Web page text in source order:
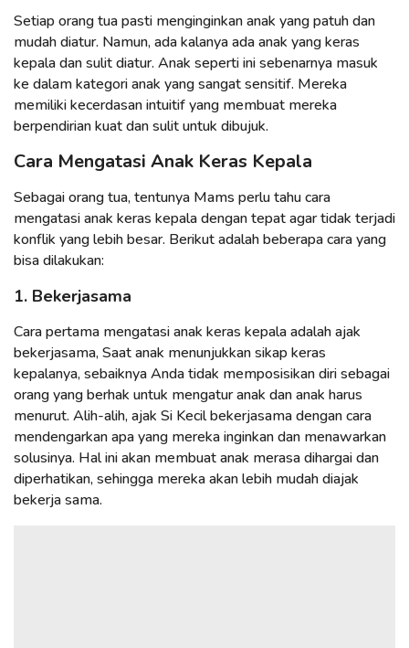
Setiap orang tua pasti menginginkan anak yang patuh dan
mudah diatur. Namun, ada kalanya ada anak yang keras
kepala dan sulit diatur. Anak seperti ini sebenarnya masuk
ke dalam kategori anak yang sangat sensitif. Mereka
memiliki kecerdasan intuitif yang membuat mereka
berpendirian kuat dan sulit untuk dibujuk.
Cara Mengatasi Anak Keras Kepala
Sebagai orang tua, tentunya Mams perlu tahu cara
mengatasi anak keras kepala dengan tepat agar tidak terjadi
konflik yang lebih besar. Berikut adalah beberapa cara yang
bisa dilakukan:
1. Bekerjasama
Cara pertama mengatasi anak keras kepala adalah ajak
bekerjasama, Saat anak menunjukkan sikap keras
kepalanya, sebaiknya Anda tidak memposisikan diri sebagai
orang yang berhak untuk mengatur anak dan anak harus
menurut. Alih-alih, ajak Si Kecil bekerjasama dengan cara
mendengarkan apa yang mereka inginkan dan menawarkan
solusinya. Hal ini akan membuat anak merasa dihargai dan
diperhatikan, sehingga mereka akan lebih mudah diajak
bekerja sama.